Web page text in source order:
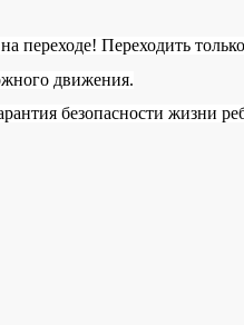
переходе! Переходить
движения.
безопасности жизни